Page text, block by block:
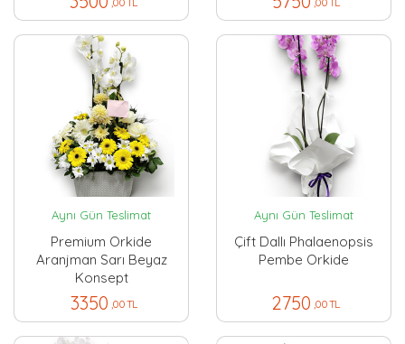
Aynı Gün Teslimat
Premium Orkide
Aranjman Sarı Beyaz
Konsept
3350 ,00 TL
Aynı Gün Teslimat
Çift Dallı Phalaenopsis
Pembe Orkide
2750 ,00 TL